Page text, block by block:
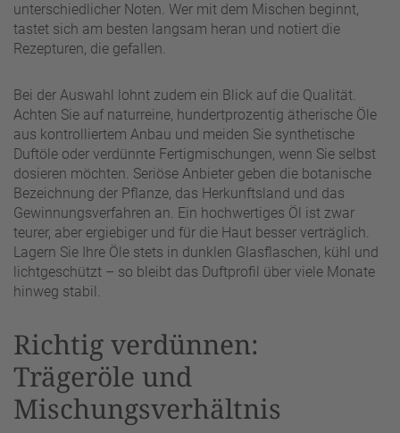
unterschiedlicher Noten. Wer mit dem Mischen beginnt,
tastet sich am besten langsam heran und notiert die
Rezepturen, die gefallen.
Bei der Auswahl lohnt zudem ein Blick auf die Qualität.
Achten Sie auf naturreine, hundertprozentig ätherische Öle
aus kontrolliertem Anbau und meiden Sie synthetische
Duftöle oder verdünnte Fertigmischungen, wenn Sie selbst
dosieren möchten. Seriöse Anbieter geben die botanische
Bezeichnung der Pflanze, das Herkunftsland und das
Gewinnungsverfahren an. Ein hochwertiges Öl ist zwar
teurer, aber ergiebiger und für die Haut besser verträglich.
Lagern Sie Ihre Öle stets in dunklen Glasflaschen, kühl und
lichtgeschützt – so bleibt das Duftprofil über viele Monate
hinweg stabil.
Richtig verdünnen:
Trägeröle und
Mischungsverhältnis